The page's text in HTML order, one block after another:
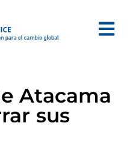
Atacama
sus